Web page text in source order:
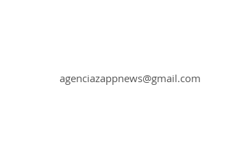
agenciazappnews@gmail.com